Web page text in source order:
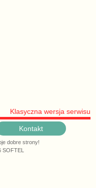
Klasyczna wersja serwisu
Kontakt
dobre strony!